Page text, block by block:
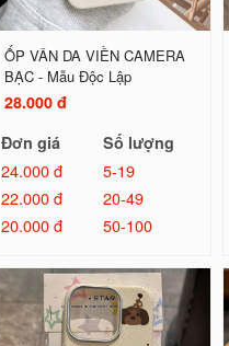
ỐP VÂN DA VIỀN CAMERA
BẠC - Mẫu Độc Lập
28.000 đ
Đơn giá
Số lượng
24.000 đ
5-19
22.000 đ
20-49
20.000 đ
50-100